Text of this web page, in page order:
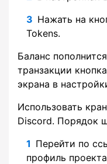
Нажать на
Tokens.
Баланс
транзакции
экрана в
Использовать
Discord. Порядок
Перейти по
профиль